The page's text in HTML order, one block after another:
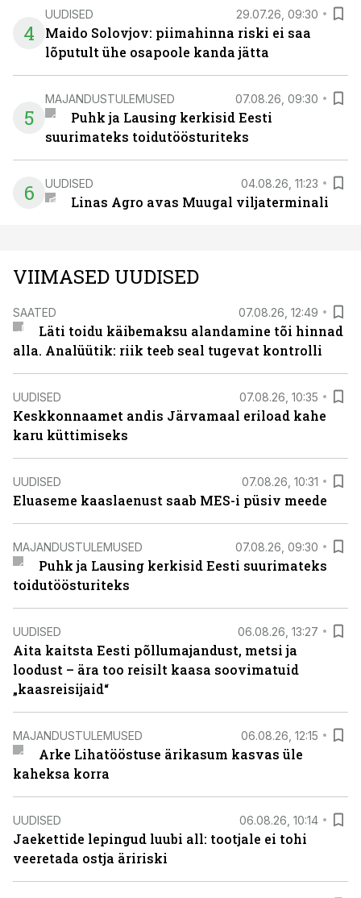
4
UUDISED 29.07.26, 09:30
Maido Solovjov: piimahinna riski ei saa
lõputult ühe osapoole kanda jätta
5
MAJANDUSTULEMUSED 07.08.26, 09:30
Puhk ja Lausing kerkisid Eesti
suurimateks toidutöösturiteks
6 UUDISED 04.08.26, 11:23
Linas Agro avas Muugal viljaterminali
VIIMASED UUDISED
SAATED 07.08.26, 12:49
Läti toidu käibemaksu alandamine tõi hinnad
alla. Analüütik: riik teeb seal tugevat kontrolli
UUDISED 07.08.26, 10:35
Keskkonnaamet andis Järvamaal eriload kahe
karu küttimiseks
UUDISED 07.08.26, 10:31
Eluaseme kaaslaenust saab MES-i püsiv meede
MAJANDUSTULEMUSED 07.08.26, 09:30
Puhk ja Lausing kerkisid Eesti suurimateks
toidutöösturiteks
UUDISED 06.08.26, 13:27
Aita kaitsta Eesti põllumajandust, metsi ja
loodust – ära too reisilt kaasa soovimatuid
„kaasreisijaid“
MAJANDUSTULEMUSED 06.08.26, 12:15
Arke Lihatööstuse ärikasum kasvas üle
kaheksa korra
UUDISED 06.08.26, 10:14
Jaekettide lepingud luubi all: tootjale ei tohi
veeretada ostja äririski